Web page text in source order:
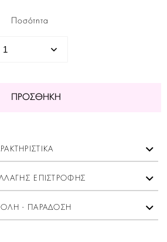
Ποσότητα
ΠΡΟΣΘΉΚΗ
ΕΠΙΣΤΡΟΦΗΣ
- ΠΑΡΑΔΟΣΗ